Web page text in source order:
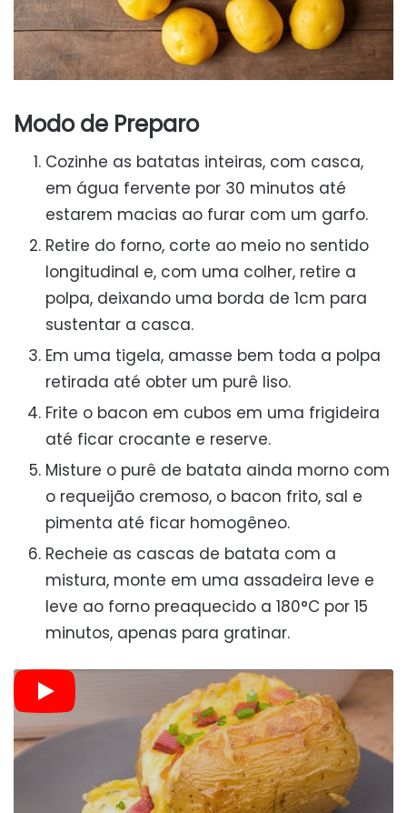
Modo de Preparo
Cozinhe as batatas inteiras, com casca,
em água fervente por 30 minutos até
estarem macias ao furar com um garfo.
Retire do forno, corte ao meio no sentido
longitudinal e, com uma colher, retire a
polpa, deixando uma borda de 1cm para
sustentar a casca.
Em uma tigela, amasse bem toda a polpa
retirada até obter um purê liso.
Frite o bacon em cubos em uma frigideira
até ficar crocante e reserve.
Misture o purê de batata ainda morno com
o requeijão cremoso, o bacon frito, sal e
pimenta até ficar homogêneo.
Recheie as cascas de batata com a
mistura, monte em uma assadeira leve e
leve ao forno preaquecido a 180°C por 15
minutos, apenas para gratinar.